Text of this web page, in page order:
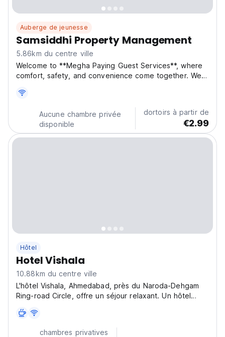
Auberge de jeunesse
Samsiddhi Property Management
5.86km du centre ville
Welcome to **Megha Paying Guest Services**, where
comfort, safety, and convenience come together. We
accommodation for both **Boys and Girls** in
Ahmedabad. Our facilities are designed to cater to
Aucune chambre privée
disponible
dortoirs à partir de
€2.99
Hôtel
Hotel Vishala
10.88km du centre ville
L'hôtel Vishala, Ahmedabad, près du Naroda-Dehgam
Ring-road Circle, offre un séjour relaxant. Un hôtel
centre-ville d'Ahmedabad. (Auto-translated from original
chambres privatives